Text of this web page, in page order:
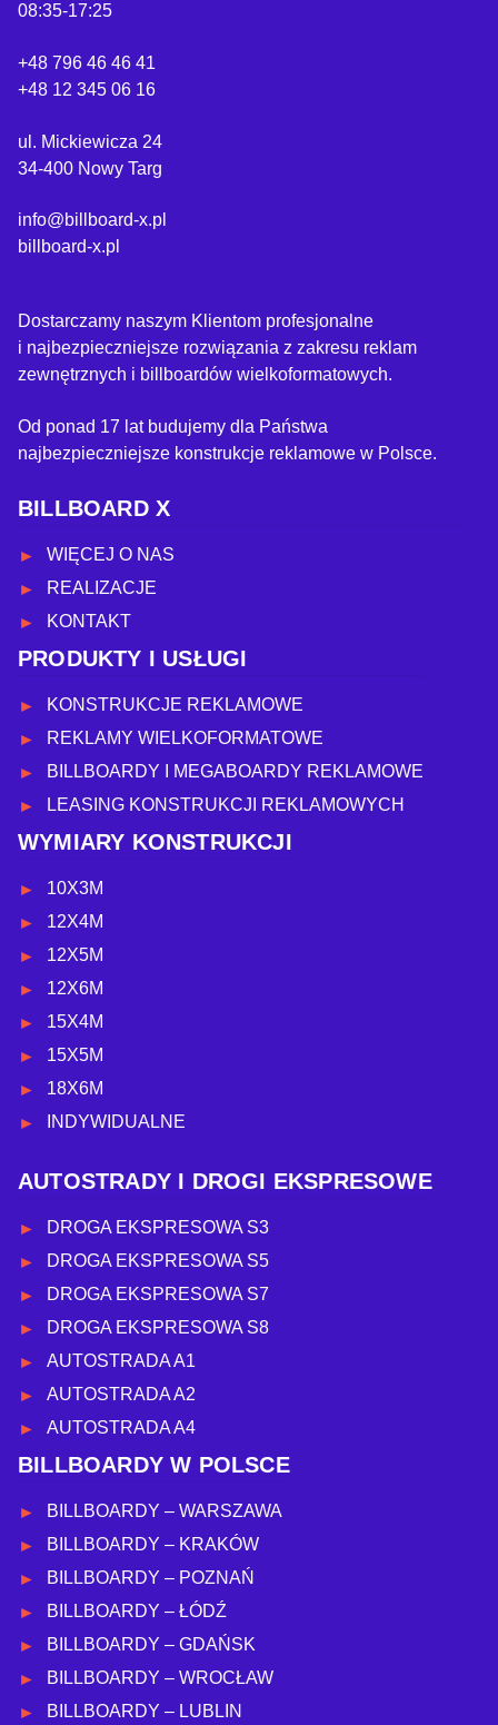
08:35-17:25
+48 796 46 46 41
+48 12 345 06 16
ul. Mickiewicza 24
34-400 Nowy Targ
info@billboard-x.pl
billboard-x.pl
Dostarczamy naszym Klientom profesjonalne
i najbezpieczniejsze rozwiązania z zakresu reklam
zewnętrznych i billboardów wielkoformatowych.
Od ponad 17 lat budujemy dla Państwa
najbezpieczniejsze konstrukcje reklamowe w Polsce.
BILLBOARD X
WIĘCEJ O NAS
REALIZACJE
KONTAKT
PRODUKTY I USŁUGI
KONSTRUKCJE REKLAMOWE
REKLAMY WIELKOFORMATOWE
BILLBOARDY I MEGABOARDY REKLAMOWE
LEASING KONSTRUKCJI REKLAMOWYCH
WYMIARY KONSTRUKCJI
10X3M
12X4M
12X5M
12X6M
15X4M
15X5M
18X6M
INDYWIDUALNE
AUTOSTRADY I DROGI EKSPRESOWE
DROGA EKSPRESOWA S3
DROGA EKSPRESOWA S5
DROGA EKSPRESOWA S7
DROGA EKSPRESOWA S8
AUTOSTRADA A1
AUTOSTRADA A2
AUTOSTRADA A4
BILLBOARDY W POLSCE
BILLBOARDY – WARSZAWA
BILLBOARDY – KRAKÓW
BILLBOARDY – POZNAŃ
BILLBOARDY – ŁÓDŹ
BILLBOARDY – GDAŃSK
BILLBOARDY – WROCŁAW
BILLBOARDY – LUBLIN